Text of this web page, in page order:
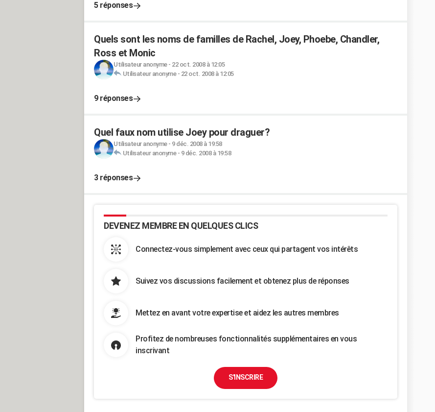
5 réponses
Quels sont les noms de familles de Rachel, Joey, Phoebe, Chandler,
Ross et Monic
Utilisateur anonyme- 22 oct. 2008 à 12:05
Utilisateur anonyme- 22 oct. 2008 à 12:05
9 réponses
Quel faux nom utilise Joey pour draguer?
Utilisateur anonyme- 9 déc. 2008 à 19:58
Utilisateur anonyme- 9 déc. 2008 à 19:58
3 réponses
DEVENEZ MEMBRE EN QUELQUES CLICS
Connectez-vous simplement avec ceux qui partagent vos intérêts
Suivez vos discussions facilement et obtenez plus de réponses
Mettez en avant votre expertise et aidez les autres membres
Profitez de nombreuses fonctionnalités supplémentaires en vous
inscrivant
S'INSCRIRE